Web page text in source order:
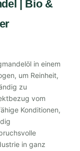
| Bio &
in einem
um Reinheit,
zu
vom
Konditionen,
in ganz